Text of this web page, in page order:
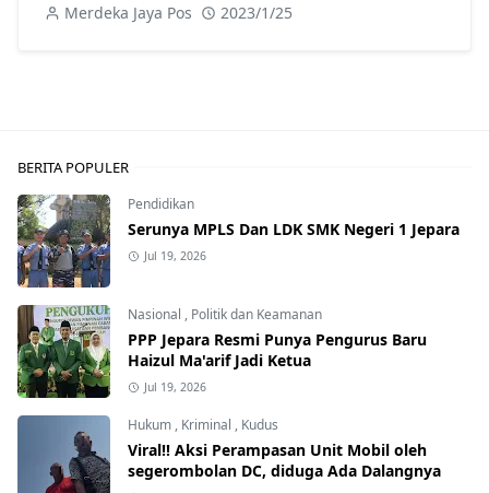
Merdeka Jaya Pos 2023/1/25
BERITA POPULER
Pendidikan
Serunya MPLS Dan LDK SMK Negeri 1 Jepara
Jul 19, 2026
Nasional , Politik dan Keamanan
PPP Jepara Resmi Punya Pengurus Baru
Haizul Ma'arif Jadi Ketua
Jul 19, 2026
Hukum , Kriminal , Kudus
Viral!! Aksi Perampasan Unit Mobil oleh
segerombolan DC, diduga Ada Dalangnya